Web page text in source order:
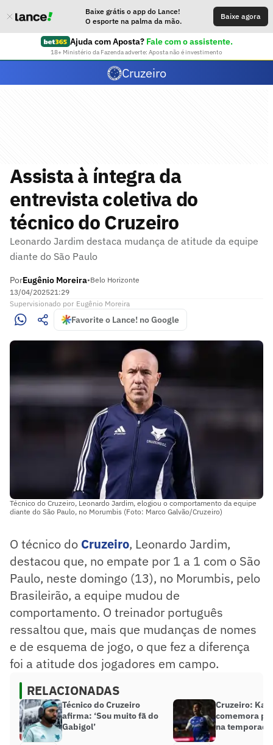
Baixe grátis o app do Lance!
O esporte na palma da mão.
Baixe agora
Ajuda com Aposta? Fale com o assistente.
18+ Ministério da Fazenda adverte: Aposta não é investimento
Cruzeiro
Assista à íntegra da
entrevista coletiva do
técnico do Cruzeiro
Leonardo Jardim destaca mudança de atitude da equipe
diante do São Paulo
PorEugênio Moreira•Belo Horizonte
13/04/202521:29
Supervisionado por Eugênio Moreira
Favorite o Lance! no Google
Técnico do Cruzeiro, Leonardo Jardim, elogiou o comportamento da equipe
diante do São Paulo, no Morumbis (Foto: Marco Galvão/Cruzeiro)
O técnico do Cruzeiro, Leonardo Jardim,
destacou que, no empate por 1 a 1 com o São
Paulo, neste domingo (13), no Morumbis, pelo
Brasileirão, a equipe mudou de
comportamento. O treinador português
ressaltou que, mais que mudanças de nomes
e de esquema de jogo, o que fez a diferença
foi a atitude dos jogadores em campo.
RELACIONADAS
Técnico do Cruzeiro
afirma: ‘Sou muito fã do
Gabigol’
Cruzeiro:
comemora
na temporada